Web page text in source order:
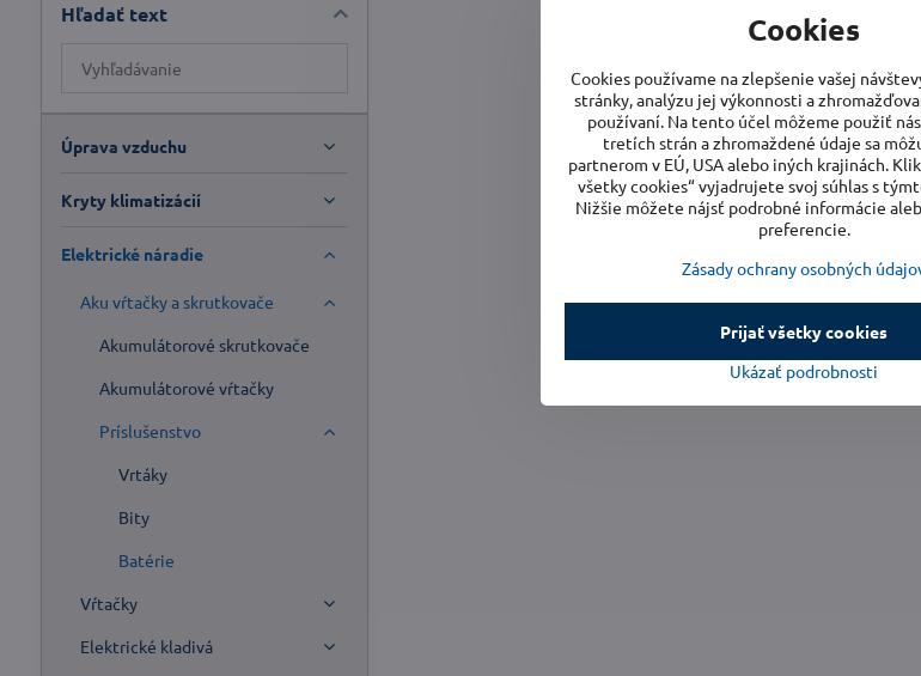
Hľadať text
Prehľadať
výsledky
filtra
fulltextom
Úprava vzduchu
Kryty klimatizácií
Elektrické náradie
Aku vŕtačky a skrutkovače
Akumulátorové skrutkovače
Akumulátorové vŕtačky
Príslušenstvo
Vrtáky
Bity
Batérie
Vŕtačky
Elektrické kladivá
Cookies
Cookies používame na zlepšenie vašej
stránky, analýzu jej výkonnosti a
používaní. Na tento účel môžeme použiť
tretích strán a zhromaždené údaje sa
partnerom v EÚ, USA alebo iných krajinách.
všetky cookies“ vyjadrujete svoj súhlas s
Nižšie môžete nájsť podrobné informácie
preferencie.
Zásady ochrany osobných
Ukázať podrobnosti
Prijať všetky cookies